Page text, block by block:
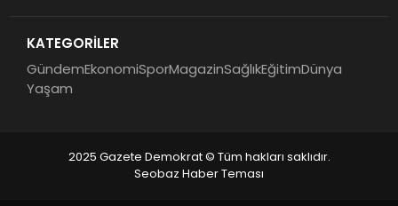
KATEGORİLER
GündemEkonomiSporMagazinSağlıkEğitimDünya
Yaşam
2025 Gazete Demokrat © Tüm hakları saklıdır.
Seobaz Haber Teması